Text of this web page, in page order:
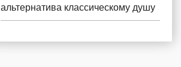
альтернатива классическому душу